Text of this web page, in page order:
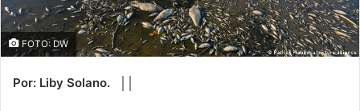
FOTO: DW
Por: Liby Solano. ││